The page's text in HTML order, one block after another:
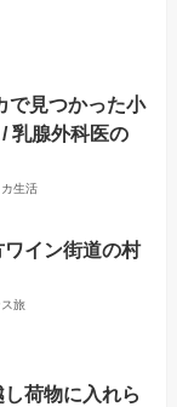
で見つかった小
乳腺外科医の
生活
ワイン街道の村
旅
荷物に入れら